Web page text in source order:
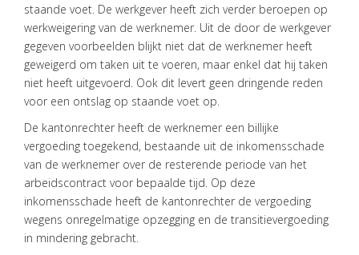
staande voet. De werkgever heeft zich verder beroepen op
werkweigering van de werknemer. Uit de door de werkgever
gegeven voorbeelden blijkt niet dat de werknemer heeft
geweigerd om taken uit te voeren, maar enkel dat hij taken
niet heeft uitgevoerd. Ook dit levert geen dringende reden
voor een ontslag op staande voet op.
De kantonrechter heeft de werknemer een billijke
vergoeding toegekend, bestaande uit de inkomensschade
van de werknemer over de resterende periode van het
arbeidscontract voor bepaalde tijd. Op deze
inkomensschade heeft de kantonrechter de vergoeding
wegens onregelmatige opzegging en de transitievergoeding
in mindering gebracht.